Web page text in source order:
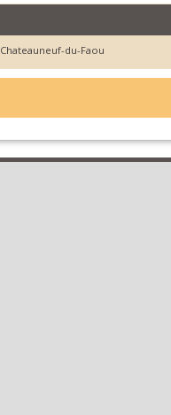
Chateauneuf-du-Faou